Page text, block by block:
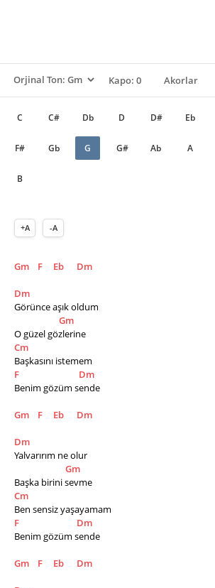
Kapo: 0 Akorlar
C C# Db D D# Eb
F# Gb G G# Ab A
B
+A -A
Gm F Eb Dm
Dm
Görünce aşık oldum
Gm
O güzel gözlerine
Cm
Başkasını istemem
F
Dm
Benim gözüm sende
Gm F Eb Dm
Dm
Yalvarırım ne olur
Gm
Başka birini sevme
Cm
Ben sensiz yaşayamam
F
Dm
Benim gözüm sende
Gm F Eb Dm